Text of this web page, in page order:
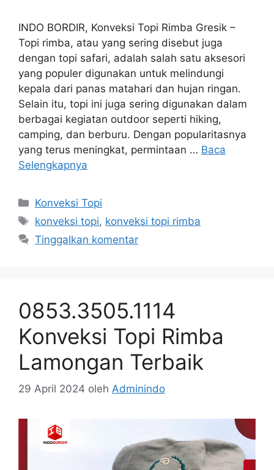
INDO BORDIR, Konveksi Topi Rimba Gresik –
Topi rimba, atau yang sering disebut juga
dengan topi safari, adalah salah satu aksesori
yang populer digunakan untuk melindungi
kepala dari panas matahari dan hujan ringan.
Selain itu, topi ini juga sering digunakan dalam
berbagai kegiatan outdoor seperti hiking,
camping, dan berburu. Dengan popularitasnya
yang terus meningkat, permintaan … Baca
Selengkapnya
Kategori
Konveksi Topi
Tag
konveksi topi, konveksi topi rimba
Tinggalkan komentar
0853.3505.1114
Konveksi Topi Rimba
Lamongan Terbaik
29 April 2024 oleh Adminindo